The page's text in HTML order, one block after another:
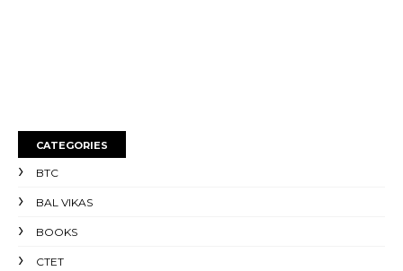
CATEGORIES
BTC
BAL VIKAS
BOOKS
CTET